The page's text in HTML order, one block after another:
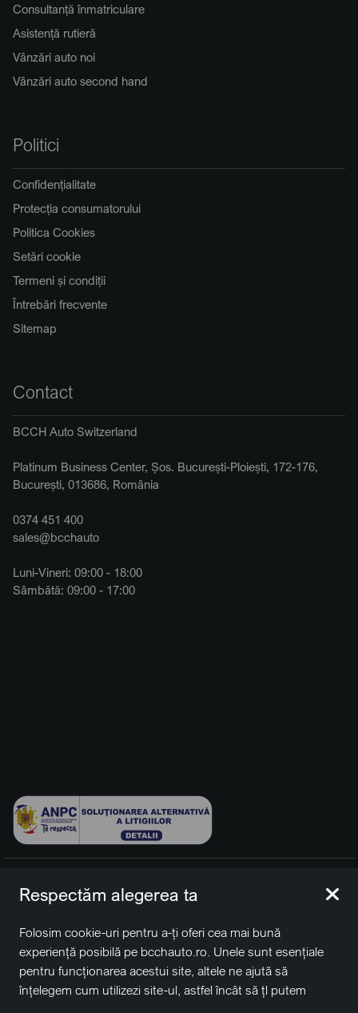
Consultanță înmatriculare
Asistență rutieră
Vânzări auto noi
Vânzări auto second hand
Politici
Confidențialitate
Protecția consumatorului
Politica Cookies
Setări cookie
Termeni și condiții
Întrebări frecvente
Sitemap
Contact
BCCH Auto Switzerland
Platinum Business Center, Șos. București-Ploiești, 172-176,
București, 013686, România
0374 451 400
sales@bcchauto
Luni-Vineri: 09:00 - 18:00
Sâmbătă: 09:00 - 17:00
rezervate.
BCCH Auto Switzerland este o marcă a societății
BCCH
Group Switzerland AG
Sediu social: David Business Center, Str. Erou Iancu Nicolae
nr. 29, Voluntari, Ilfov
Respectăm alegerea ta
Folosim cookie-uri pentru a-ți oferi cea mai bună
experiență posibilă pe bcchauto.ro. Unele sunt esențiale
pentru funcționarea acestui site, altele ne ajută să
înțelegem cum utilizezi site-ul, astfel încât să țl putem